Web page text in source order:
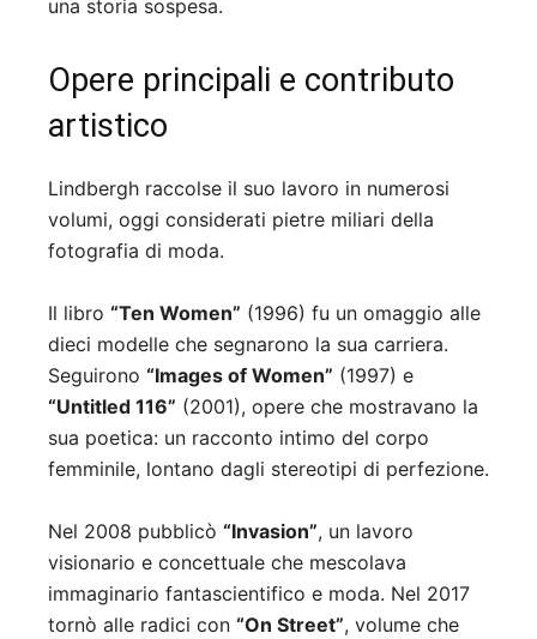
una storia sospesa.
Opere principali e contributo
artistico
Lindbergh raccolse il suo lavoro in numerosi
volumi, oggi considerati pietre miliari della
fotografia di moda.
Il libro “Ten Women” (1996) fu un omaggio alle
dieci modelle che segnarono la sua carriera.
Seguirono “Images of Women” (1997) e
“Untitled 116” (2001), opere che mostravano la
sua poetica: un racconto intimo del corpo
femminile, lontano dagli stereotipi di perfezione.
Nel 2008 pubblicò “Invasion”, un lavoro
visionario e concettuale che mescolava
immaginario fantascientifico e moda. Nel 2017
tornò alle radici con “On Street”, volume che